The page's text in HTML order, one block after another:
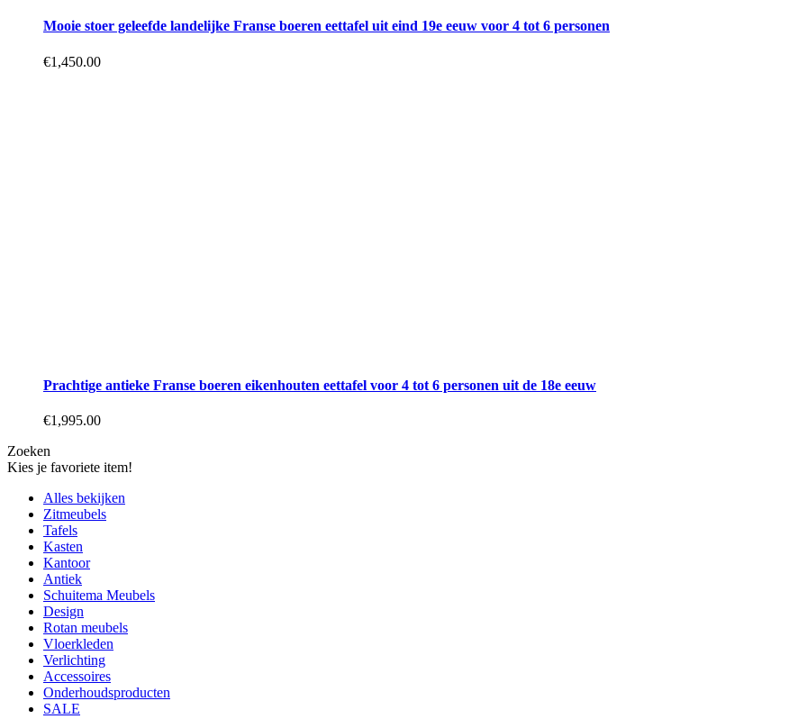
Mooie stoer geleefde landelijke Franse boeren eettafel uit eind 19e eeuw voor 4 tot 6 personen
€1,450.00
Prachtige antieke Franse boeren eikenhouten eettafel voor 4 tot 6 personen uit de 18e eeuw
€1,995.00
Zoeken
Kies je favoriete item!
Alles bekijken
Zitmeubels
Tafels
Kasten
Kantoor
Antiek
Schuitema Meubels
Design
Rotan meubels
Vloerkleden
Verlichting
Accessoires
Onderhoudsproducten
SALE